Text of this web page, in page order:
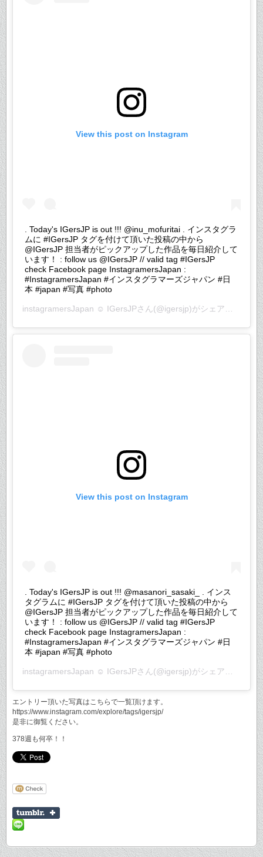
View this post on Instagram
. Today's IGersJP is out !!! @inu_mofuritai . インスタグラ
ムに #IGersJP タグを付けて頂いた投稿の中から
@IGersJP 担当者がピックアップした作品を毎日紹介して
います！ : follow us @IGersJP // valid tag #IGersJP
check Facebook page InstagramersJapan :
#InstagramersJapan #インスタグラマーズジャパン #日
本 #japan #写真 #photo
instagramersJapan ☺︎ IGersJPさん(@igersjp)がシェアした投稿 –
View this post on Instagram
. Today's IGersJP is out !!! @masanori_sasaki_ . インス
タグラムに #IGersJP タグを付けて頂いた投稿の中から
@IGersJP 担当者がピックアップした作品を毎日紹介して
います！ : follow us @IGersJP // valid tag #IGersJP
check Facebook page InstagramersJapan :
#InstagramersJapan #インスタグラマーズジャパン #日
本 #japan #写真 #photo
instagramersJapan ☺︎ IGersJPさん(@igersjp)がシェアした投稿 –
エントリー頂いた写真はこちらで一覧頂けます。
https://www.instagram.com/explore/tags/igersjp/
是非に御覧ください。
378週も何卒！！